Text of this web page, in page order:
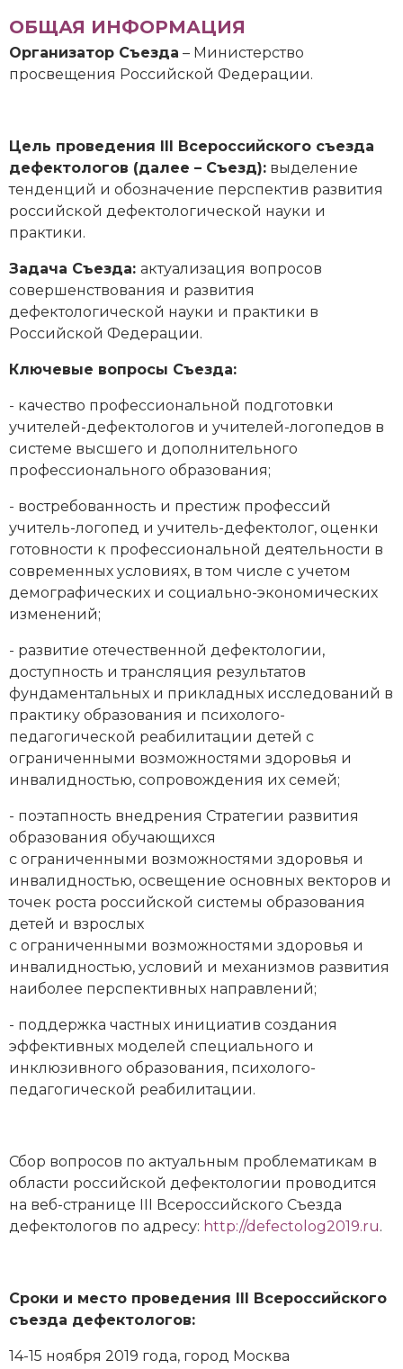
ОБЩАЯ ИНФОРМАЦИЯ
Организатор Съезда – Министерство
просвещения Российской Федерации.
Цель проведения
Всероссийского съезда
дефектологов (далее – Съезд): выделение
тенденций и обозначение перспектив развития
российской дефектологической науки и
практики.
Задача Съезда: актуализация вопросов
совершенствования и развития
дефектологической науки и практики в
Российской Федерации.
Ключевые вопросы Съезда:
- качество профессиональной подготовки
учителей-дефектологов и учителей-логопедов в
системе высшего и дополнительного
профессионального образования;
- востребованность и престиж профессий
учитель-логопед и учитель-дефектолог, оценки
готовности к профессиональной деятельности в
современных условиях, в том числе с учетом
демографических и социально-экономических
изменений;
- развитие отечественной дефектологии,
доступность и трансляция результатов
фундаментальных и прикладных исследований в
практику образования и психолого-
педагогической реабилитации детей с
ограниченными возможностями здоровья и
инвалидностью, сопровождения их семей;
- поэтапность внедрения Стратегии развития
образования обучающихся
с ограниченными возможностями здоровья и
инвалидностью, освещение основных векторов и
точек роста российской системы образования
детей и взрослых
с ограниченными возможностями здоровья и
инвалидностью, условий и механизмов развития
наиболее перспективных направлений;
- поддержка частных инициатив создания
эффективных моделей специального и
инклюзивного образования, психолого-
педагогической реабилитации.
Сбор вопросов по актуальным проблематикам в
области российской дефектологии проводится
на веб-странице III Всероссийского Съезда
дефектологов по адресу: http://defectolog2019.ru.
Сроки и место проведения
Всероссийского
съезда дефектологов:
14-15 ноября 2019 года, город Москва